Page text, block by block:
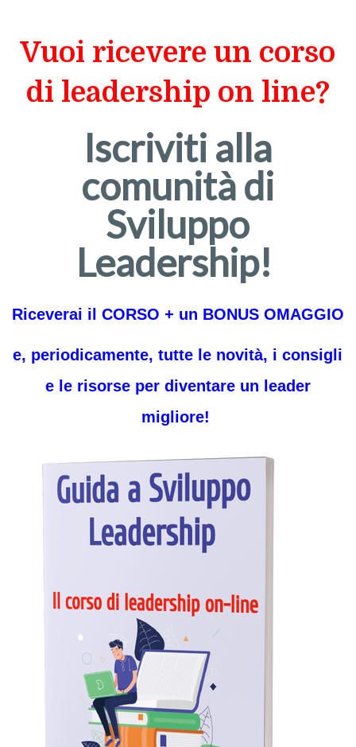
Vuoi ricevere un corso
di leadership on line?
Iscriviti alla
comunità di
Sviluppo
Leadership!
Riceverai il CORSO + un BONUS OMAGGIO
e, periodicamente, tutte le novità, i consigli
e le risorse per diventare un leader
migliore!